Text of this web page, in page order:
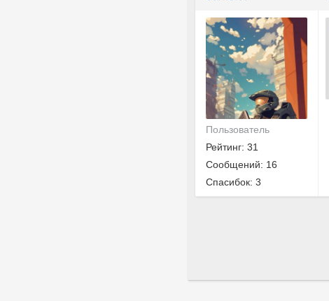
Пользователь
Рейтинг: 31
Сообщений: 16
Спасибок: 3